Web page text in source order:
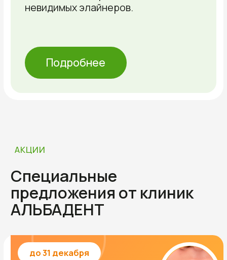
специалистов
«Мы объединили лучших
профессионалов, чтобы вы могли
от простой пломбы до полного
восстановления челюсти — в одном
месте»
стоматолог-хирург
Хадеев Табрис Гилимзянович